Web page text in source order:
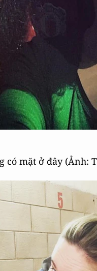
có mặt ở đây (Ảnh: